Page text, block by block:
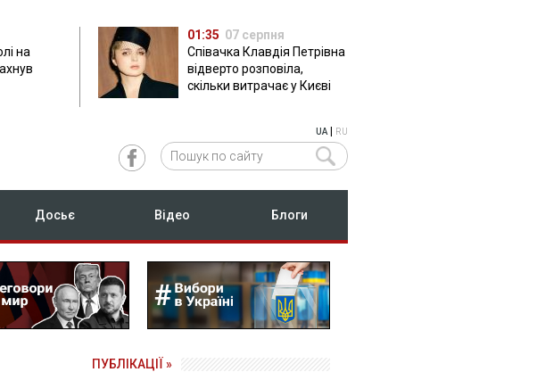
на
01:35 07 серпня
Співачка Клавдія Петрівна
відверто розповіла,
скільки витрачає у Києві
UA| RU
Досьє Відео Блоги
ПУБЛІКАЦІЇ »